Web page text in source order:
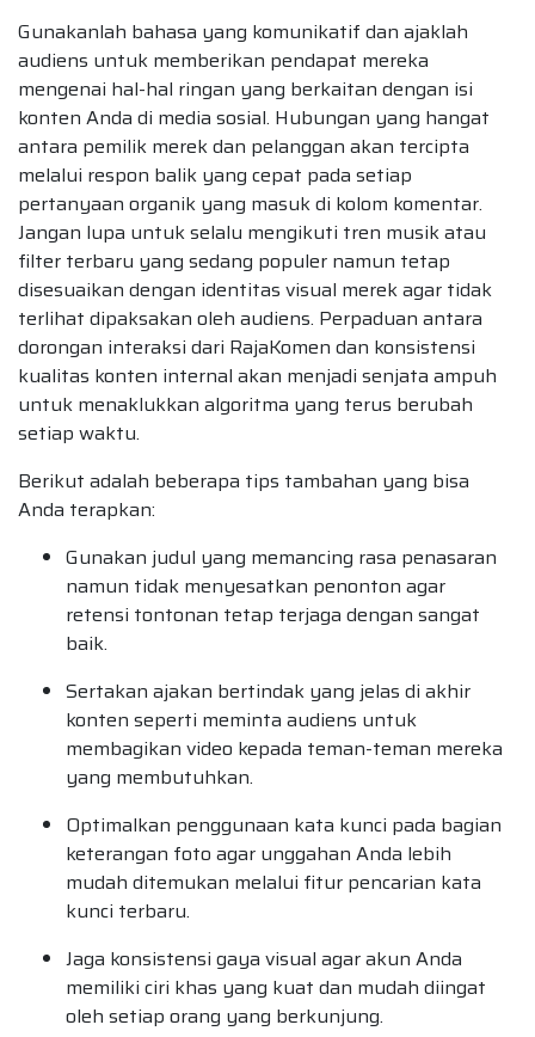
Gunakanlah bahasa yang komunikatif dan ajaklah
audiens untuk memberikan pendapat mereka
mengenai hal-hal ringan yang berkaitan dengan isi
konten Anda di media sosial. Hubungan yang hangat
antara pemilik merek dan pelanggan akan tercipta
melalui respon balik yang cepat pada setiap
pertanyaan organik yang masuk di kolom komentar.
Jangan lupa untuk selalu mengikuti tren musik atau
filter terbaru yang sedang populer namun tetap
disesuaikan dengan identitas visual merek agar tidak
terlihat dipaksakan oleh audiens. Perpaduan antara
dorongan interaksi dari RajaKomen dan konsistensi
kualitas konten internal akan menjadi senjata ampuh
untuk menaklukkan algoritma yang terus berubah
setiap waktu.
Berikut adalah beberapa tips tambahan yang bisa
Anda terapkan:
Gunakan judul yang memancing rasa penasaran
namun tidak menyesatkan penonton agar
retensi tontonan tetap terjaga dengan sangat
baik.
Sertakan ajakan bertindak yang jelas di akhir
konten seperti meminta audiens untuk
membagikan video kepada teman-teman mereka
yang membutuhkan.
Optimalkan penggunaan kata kunci pada bagian
keterangan foto agar unggahan Anda lebih
mudah ditemukan melalui fitur pencarian kata
kunci terbaru.
Jaga konsistensi gaya visual agar akun Anda
memiliki ciri khas yang kuat dan mudah diingat
oleh setiap orang yang berkunjung.